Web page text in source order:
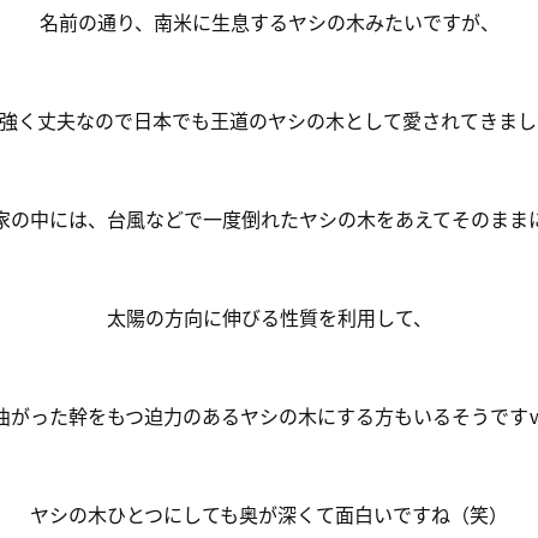
名前の通り、南米に生息するヤシの木みたいですが、
く丈夫なので日本でも王道のヤシの木として愛されてきま
の中には、台風などで一度倒れたヤシの木をあえてそのまま
太陽の方向に伸びる性質を利用して、
がった幹をもつ迫力のあるヤシの木にする方もいるそうです
ヤシの木ひとつにしても奥が深くて面白いですね（笑）